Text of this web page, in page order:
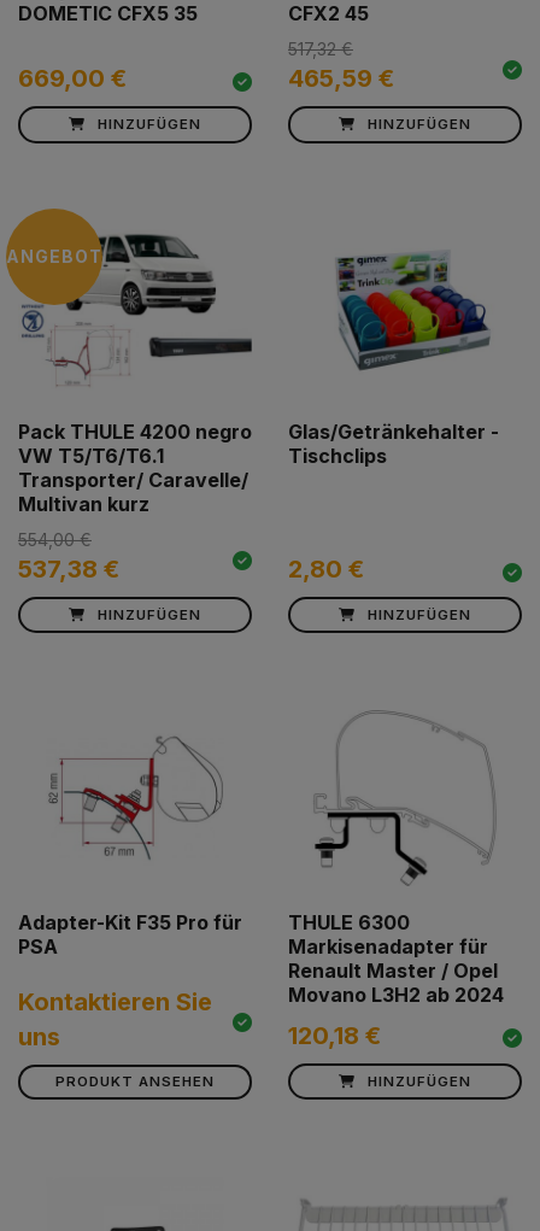
DOMETIC CFX5 35
669,00 €
HINZUFÜGEN
CFX2 45
465,59 €
517,32 €
HINZUFÜGEN
ANGEBOT
Pack THULE 4200 negro
VW T5/T6/T6.1
Transporter/ Caravelle/
Multivan kurz
537,38 €
554,00 €
HINZUFÜGEN
Glas/Getränkehalter -
Tischclips
2,80 €
HINZUFÜGEN
Adapter-Kit F35 Pro für
PSA
Kontaktieren Sie
uns
PRODUKT ANSEHEN
THULE 6300
Markisenadapter für
Renault Master / Opel
Movano L3H2 ab 2024
120,18 €
HINZUFÜGEN